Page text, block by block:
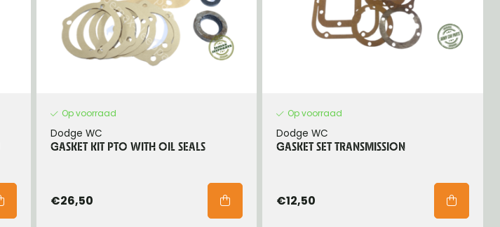
Op voorraad
Dodge WC
GASKET KIT PTO WITH OIL SEALS
€26,50
Op voorraad
Dodge WC
GASKET SET TRANSMISSION
€12,50